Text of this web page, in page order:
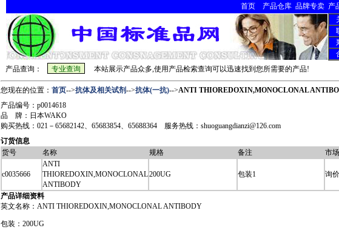
首页 产品仓库 品牌专卖 产
产品查询：
本站展示产品众多,使用产品检索查询可以迅速找到您所需要的产品!
您现在的位置： 首页-->抗体及相关试剂-->抗体(一抗)-->ANTI THIOREDOXIN,MONOCLONAL
产品编号：p0014618
品 牌：日本WAKO
购买热线：021－65682142、65683854、65688364 服务热线：shuoguangdianzi@126.com
订货信息
货号
名称 规格 备注 市
c0035666
ANTI
THIOREDOXIN,MONOCLONAL
ANTIBODY
200UG 包装1 询价
产品详细资料
英文名称：ANTI THIOREDOXIN,MONOCLONAL ANTIBODY
包装：200UG